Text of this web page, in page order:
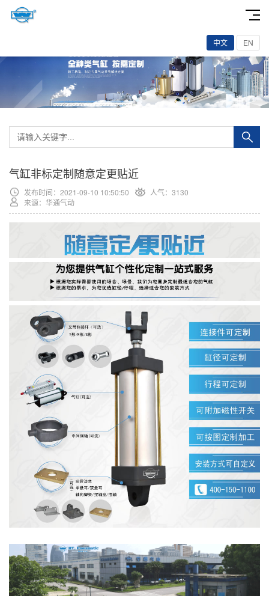
中文 EN
气缸非标定制随意定更贴近
发布时间：2021-09-10 10:50:50
人气：3130
来源：华通气动